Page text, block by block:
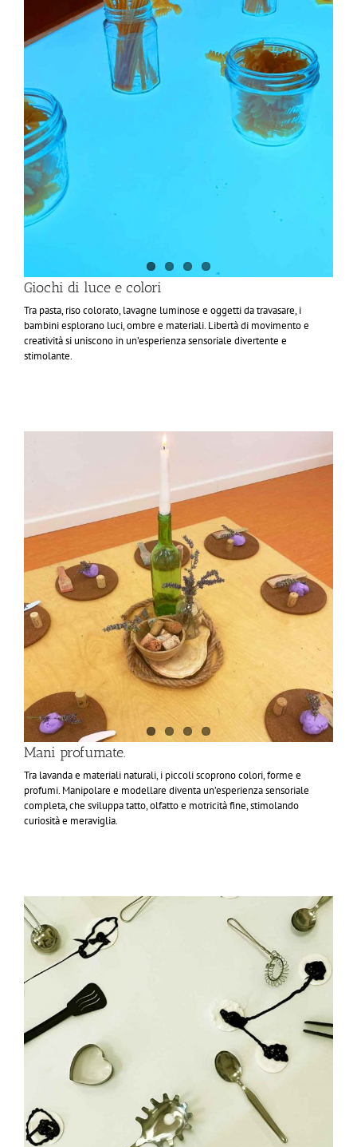
Giochi di luce e colori
Tra pasta, riso colorato, lavagne luminose e oggetti da travasare, i
bambini esplorano luci, ombre e materiali. Libertà di movimento e
creatività si uniscono in un’esperienza sensoriale divertente e
stimolante.
Mani profumate.
Tra lavanda e materiali naturali, i piccoli scoprono colori, forme e
profumi. Manipolare e modellare diventa un’esperienza sensoriale
completa, che sviluppa tatto, olfatto e motricità fine, stimolando
curiosità e meraviglia.